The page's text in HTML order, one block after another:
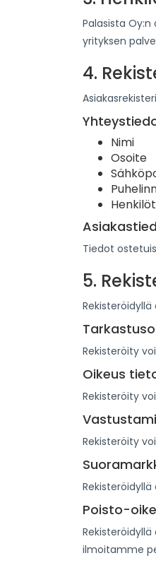
Palasista
yrityksen
4.
Nimi
Osoite
Tiedot
5.
Rekisteröity
Oikeus
Rekisteröity
Rekisteröity
Poisto-
ilmoitamme